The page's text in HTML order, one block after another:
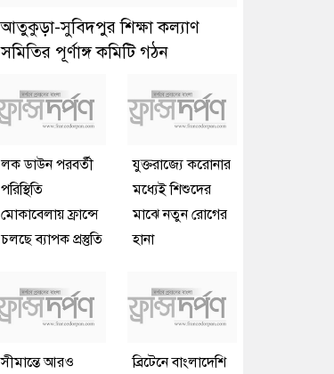
আতুকুড়া-সুবিদপুর শিক্ষা কল্যাণ
সমিতির পূর্ণাঙ্গ কমিটি গঠন
লক ডাউন পরবর্তী
পরিস্থিতি
মোকাবেলায় ফ্রান্সে
চলছে ব্যাপক প্রস্তুতি
যুক্তরাজ্যে করোনার
মধ্যেই শিশুদের
মাঝে নতুন রোগের
হানা
সীমান্তে আরও
ব্রিটেনে বাংলাদেশি